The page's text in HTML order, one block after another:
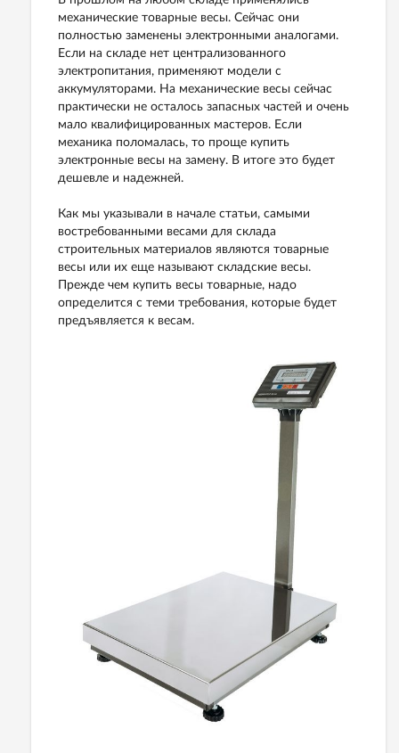
механические товарные весы. Сейчас они
полностью заменены электронными аналогами.
Если на складе нет централизованного
электропитания, применяют модели с
аккумуляторами. На механические весы сейчас
практически не осталось запасных частей и очень
мало квалифицированных мастеров. Если
механика поломалась, то проще купить
электронные весы на замену. В итоге это будет
дешевле и надежней.
Как мы указывали в начале статьи, самыми
востребованными весами для склада
строительных материалов являются товарные
весы или их еще называют складские весы.
Прежде чем купить весы товарные, надо
определится с теми требования, которые будет
предъявляется к весам.